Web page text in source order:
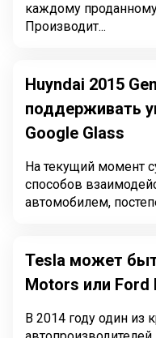
каждому проданному
Производит...
Huyndai 2015
поддерживать
Google Glass
На текущий момент
способов
автомобилем,
Tesla может
Motors или Ford
В 2014 году один из